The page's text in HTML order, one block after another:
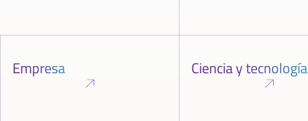
Empresa Ciencia y tecnología